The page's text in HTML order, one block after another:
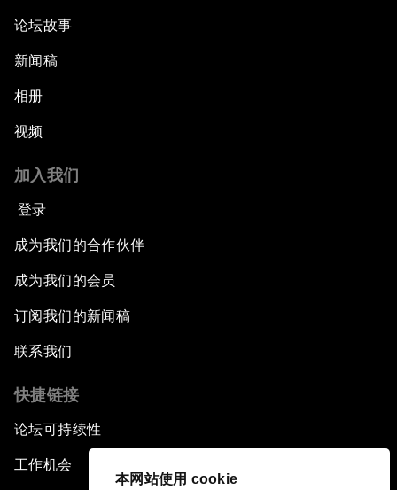
本网站使用 cookie
论坛故事
新闻稿
相册
视频
加入我们
登录
成为我们的合作伙伴
成为我们的会员
订阅我们的新闻稿
联系我们
快捷链接
论坛可持续性
工作机会